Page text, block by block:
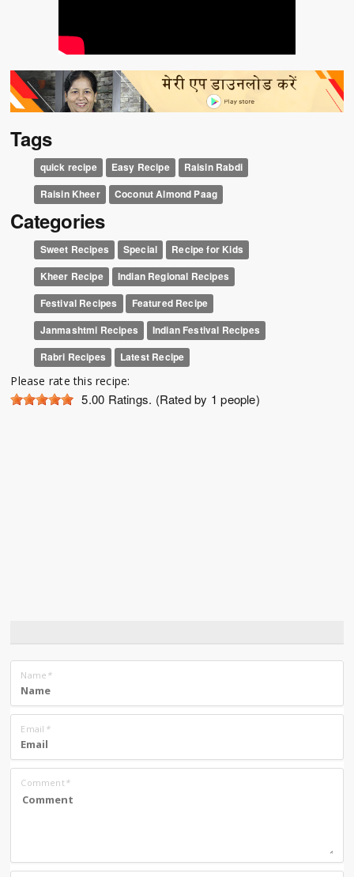
Tags
quick recipe Easy Recipe
Raisin Rabdi
Raisin Kheer
Coconut Almond Paag
Categories
Sweet Recipes Special
Recipe for Kids
Kheer Recipe
Indian Regional Recipes
Festival Recipes
Featured Recipe
Janmashtmi Recipes
Indian Festival Recipes
Rabri Recipes
Latest Recipe
Please rate this recipe:
5.00 Ratings. (Rated by 1 people)
Name *
Email *
Comment*